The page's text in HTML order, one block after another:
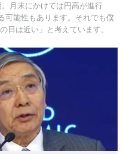
月末にかけては円高が進行
可能性もあります。それでも僕
日は近い」と考えています。